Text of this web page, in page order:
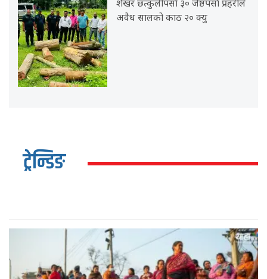
शेखर छत्कुलीपर्सा ३० जेष्ठपर्सा प्रहरीले
अवैध सालको काठ २० क्यु
ट्रेन्डिङ